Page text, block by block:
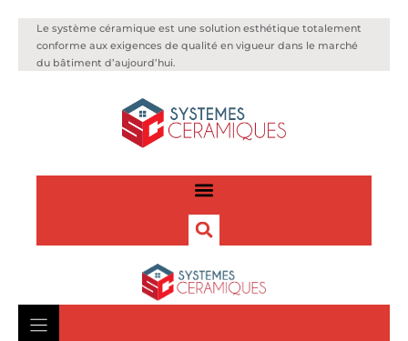
Le système céramique est une solution esthétique totalement
conforme aux exigences de qualité en vigueur dans le marché
du bâtiment d’aujourd’hui.